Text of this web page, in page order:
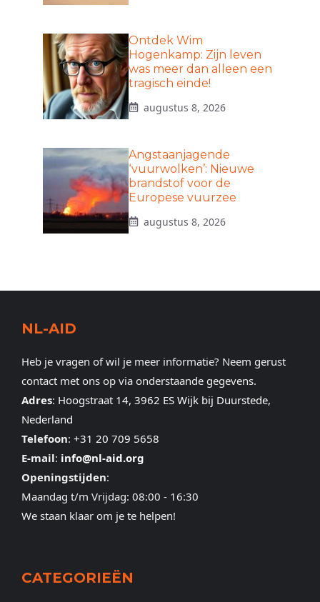
Ontdek Wim
Hogenkamp: Zijn leven
was meer dan alleen een
tragisch einde!
augustus 8, 2026
Angstaanjagende
‘vuurwolken’: Nieuwe
brandstof voor de
Europese vuurzee
augustus 8, 2026
NL-AID
Heb je vragen of wil je meer informatie? Neem gerust
contact met ons op via onderstaande gegevens.
Adres: Hoogstraat 14, 3962 ES Wijk bij Duurstede,
Nederland
Telefoon: +31 20 709 5658
E-mail: info@nl-aid.org
Openingstijden:
Maandag t/m Vrijdag: 08:00 - 16:30
We staan klaar om je te helpen!
CATEGORIEËN